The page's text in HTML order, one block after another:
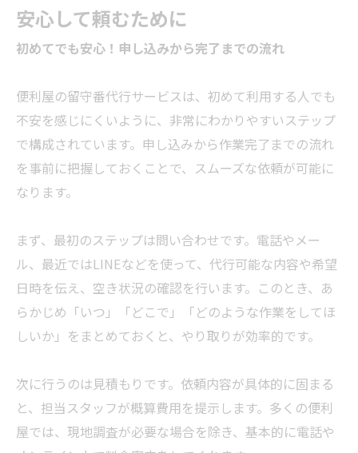
安心して頼むために
初めてでも安心！申し込みから完了までの流れ
便利屋の留守番代行サービスは、初めて利用する人でも
不安を感じにくいように、非常にわかりやすいステップ
で構成されています。申し込みから作業完了までの流れ
を事前に把握しておくことで、スムーズな依頼が可能に
なります。
まず、最初のステップは問い合わせです。電話やメー
ル、最近ではLINEなどを使って、代行可能な内容や希望
日時を伝え、空き状況の確認を行います。このとき、あ
らかじめ「いつ」「どこで」「どのような作業をしてほ
しいか」をまとめておくと、やり取りが効率的です。
次に行うのは見積もりです。依頼内容が具体的に固まる
と、担当スタッフが概算費用を提示します。多くの便利
屋では、現地調査が必要な場合を除き、基本的に電話や